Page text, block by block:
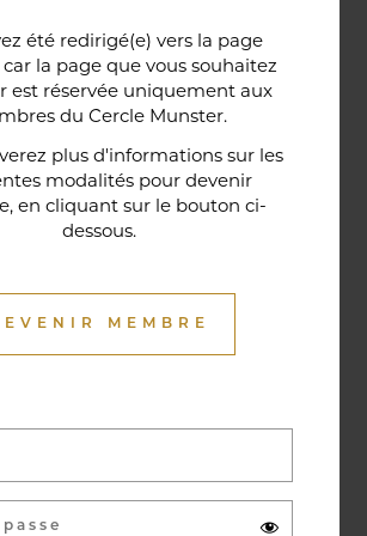
été redirigé(e) vers la page
la page que vous souhaitez
est réservée uniquement aux
du Cercle Munster.
plus d'informations sur les
modalités pour devenir
en cliquant sur le bouton ci-
dessous.
MEMBRE
maison, relie le bar au restaurant ;
rappelle la tradition du bien-
et de l'accueil chaleureux qui
réputation de l'établissement. Ce
a été entièrement
2020. Notre chef vous propose
vous surprendre.
& évènements